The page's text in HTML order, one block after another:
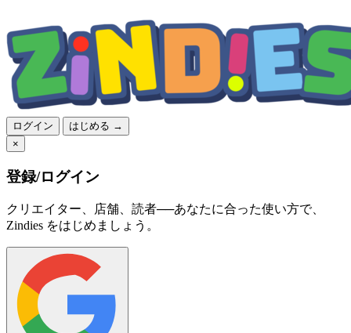
ログイン
はじめる →
×
登録/ログイン
クリエイター、店舗、読者──あなたに合った使い方で、
Zindies をはじめましょう。